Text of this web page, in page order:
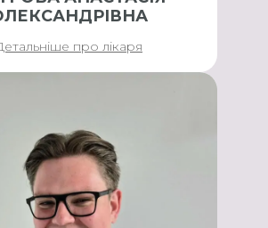
про лікаря